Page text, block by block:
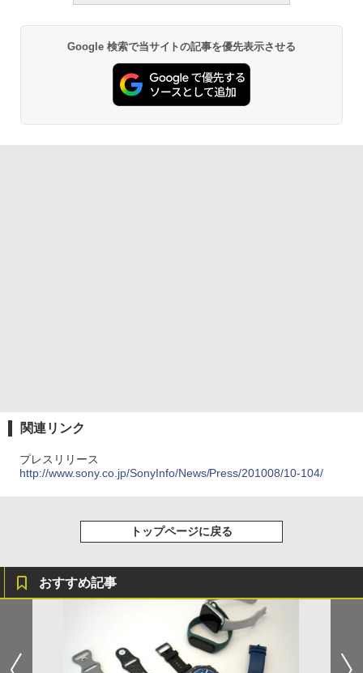
Google 検索で当サイトの記事を優先表示させる
関連リンク
プレスリリース
http://www.sony.co.jp/SonyInfo/News/Press/201008/10-104/
トップページに戻る
おすすめ記事